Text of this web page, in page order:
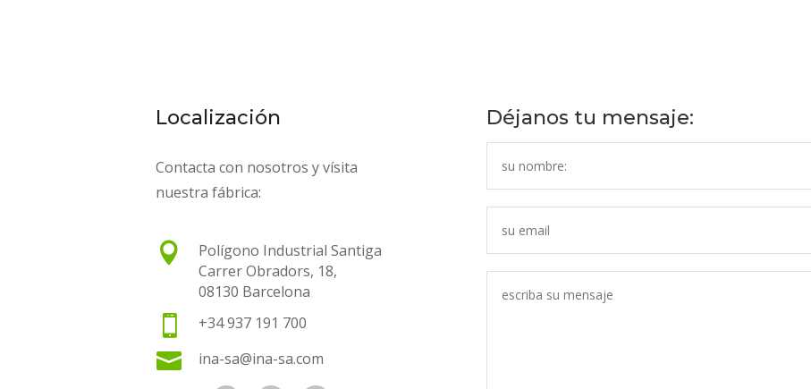
Localización
Contacta con nosotros y vísita
nuestra fábrica:

Polígono Industrial Santiga
Carrer Obradors, 18,
08130 Barcelona
 +34 937 191 700
 ina-sa@ina-sa.com
Déjanos tu mensaje: